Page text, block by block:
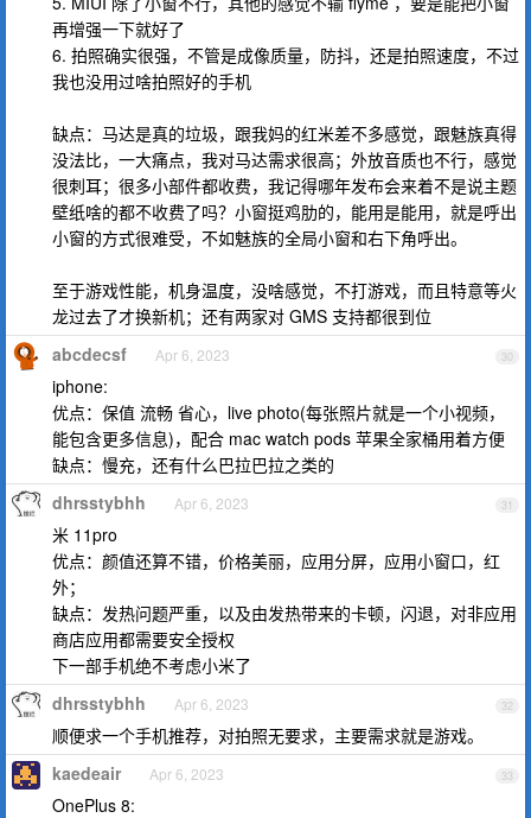
再增强一下就好了
6. 拍照确实很强，不管是成像质量，防抖，还是拍照速度，不过
我也没用过啥拍照好的手机
缺点：马达是真的垃圾，跟我妈的红米差不多感觉，跟魅族真得
没法比，一大痛点，我对马达需求很高；外放音质也不行，感觉
很刺耳；很多小部件都收费，我记得哪年发布会来着不是说主题
壁纸啥的都不收费了吗？小窗挺鸡肋的，能用是能用，就是呼出
小窗的方式很难受，不如魅族的全局小窗和右下角呼出。
至于游戏性能，机身温度，没啥感觉，不打游戏，而且特意等火
龙过去了才换新机；还有两家对 GMS 支持都很到位
30
abcdecsf Apr 6, 2023
iphone:
优点：保值 流畅 省心，live photo(每张照片就是一个小视频，
能包含更多信息)，配合 mac watch pods 苹果全家桶用着方便
缺点：慢充，还有什么巴拉巴拉之类的
31
dhrsstybhh Apr 6, 2023
米 11pro
优点：颜值还算不错，价格美丽，应用分屏，应用小窗口，红
外；
缺点：发热问题严重，以及由发热带来的卡顿，闪退，对非应用
商店应用都需要安全授权
下一部手机绝不考虑小米了
32
dhrsstybhh Apr 6, 2023
顺便求一个手机推荐，对拍照无要求，主要需求就是游戏。
33
kaedeair Apr 6, 2023
OnePlus 8: